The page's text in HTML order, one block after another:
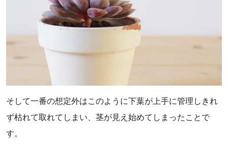
そして一番の想定外はこのように下葉が上手に管理しきれ
ず枯れて取れてしまい、茎が見え始めてしまったことで
す。